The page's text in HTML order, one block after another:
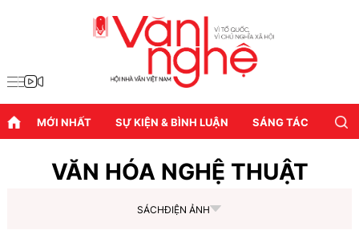
MỚI NHẤT SỰ KIỆN & BÌNH LUẬN SÁNG TÁC
VĂN HÓA NGHỆ THUẬT
SÁCHĐIỆN ẢNH